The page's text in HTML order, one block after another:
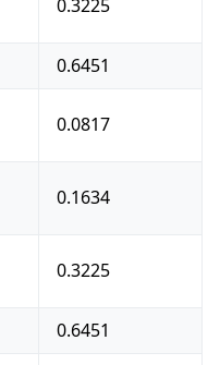
0.3225
0.6451
0.0817
0.1634
0.3225
0.6451